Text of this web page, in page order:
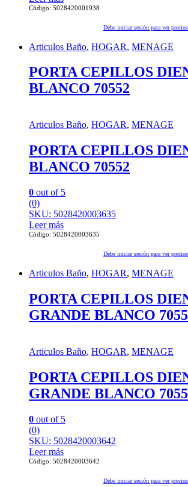
Código: 5028420001938
Debe iniciar sesión para ver precios.
Articulos Baño, HOGAR, MENAGE
PORTA CEPILLOS
BLANCO 70552
Articulos Baño, HOGAR, MENAGE
PORTA CEPILLOS
BLANCO 70552
0 out of 5
(0)
SKU: 5028420003635
Leer más
Código: 5028420003635
Debe iniciar sesión para ver precios.
Articulos Baño, HOGAR, MENAGE
PORTA CEPILLOS
GRANDE BLANCO
Articulos Baño, HOGAR, MENAGE
PORTA CEPILLOS
GRANDE BLANCO
0 out of 5
(0)
SKU: 5028420003642
Leer más
Código: 5028420003642
Debe iniciar sesión para ver precios.